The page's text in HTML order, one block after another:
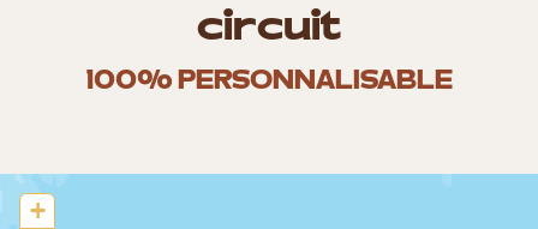
circuit
100% PERSONNALISABLE
+